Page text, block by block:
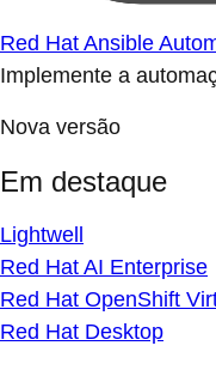
Red Hat Ansible
Implemente a
Nova versão
Em destaque
Lightwell
Red Hat AI Enterprise
Red Hat OpenShift
Red Hat Desktop